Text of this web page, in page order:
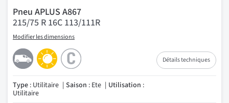
Pneu APLUS A867
215/75 R 16C 113/111R
Modifier les dimensions
Détails techniques
Type : Utilitaire Saison : Ete Utilisation :
Utilitaire